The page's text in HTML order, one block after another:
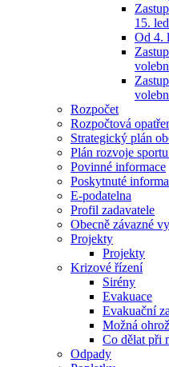
15.
Od 4.
Rozpočet
Rozpočtová
Strategický plán
Plán rozvoje
Povinné informace
Poskytnuté
E-podatelna
Profil zadavatele
Obecně závazné
Projekty
Projekty
Krizové řízení
Sirény
Evakuace
Evakuační
Možná
Co dělat při
Odpady